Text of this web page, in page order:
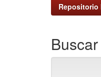
Repositorio